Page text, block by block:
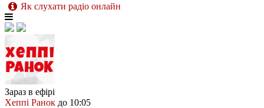
Як слухати радіо онлайн
Зараз в ефірі
Хеппі Ранок до 10:05